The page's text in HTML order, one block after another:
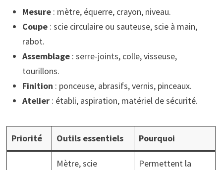
Mesure: mètre, équerre, crayon, niveau.
Coupe: scie circulaire ou sauteuse, scie à main,
rabot.
Assemblage: serre-joints, colle, visseuse,
tourillons.
Finition : ponceuse, abrasifs, vernis, pinceaux.
Atelier: établi, aspiration, matériel de sécurité.
Priorité Outils essentiels Pourquoi
Mètre, scie
Permettent la